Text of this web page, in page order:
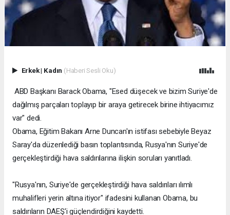
Erkek| Kadın (Haberi Sesli Oku)
ABD Başkanı Barack Obama, "Esed düşecek ve bizim Suriye'de
dağılmış parçaları toplayıp bir araya getirecek birine ihtiyacımız
var" dedi.
Obama, Eğitim Bakanı Arne Duncan'ın istifası sebebiyle Beyaz
Saray'da düzenlediği basın toplantısında, Rusya'nın Suriye'de
gerçekleştirdiği hava saldırılarına ilişkin soruları yanıtladı.
"Rusya'nın, Suriye'de gerçekleştirdiği hava saldırıları ılımlı
muhalifleri yerin altına itiyor" ifadesini kullanan Obama, bu
saldırıların DAEŞ'i güçlendirdiğini kaydetti.